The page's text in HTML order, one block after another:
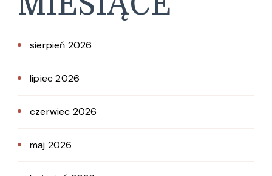
sierpień 2026
lipiec 2026
czerwiec 2026
maj 2026